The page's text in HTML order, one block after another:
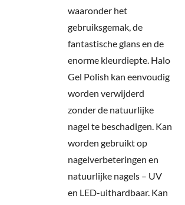
waaronder het
gebruiksgemak, de
fantastische glans en de
enorme kleurdiepte. Halo
Gel Polish kan eenvoudig
worden verwijderd
zonder de natuurlijke
nagel te beschadigen. Kan
worden gebruikt op
nagelverbeteringen en
natuurlijke nagels – UV
en LED-uithardbaar. Kan